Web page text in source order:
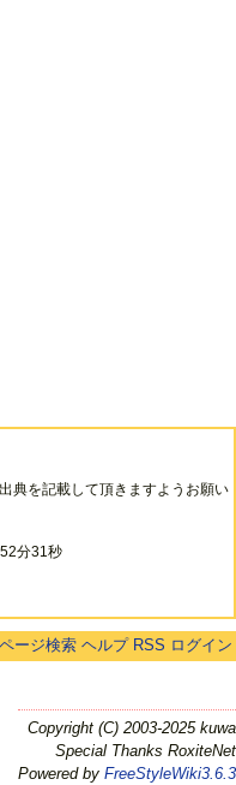
典を記載して頂きますようお願い
分31秒
ページ検索 ヘルプ RSS ログイン
Copyright (C) 2003-2025 kuwa
Special Thanks RoxiteNet
Powered by FreeStyleWiki3.6.3